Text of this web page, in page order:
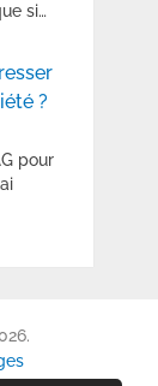
si…
?
pour